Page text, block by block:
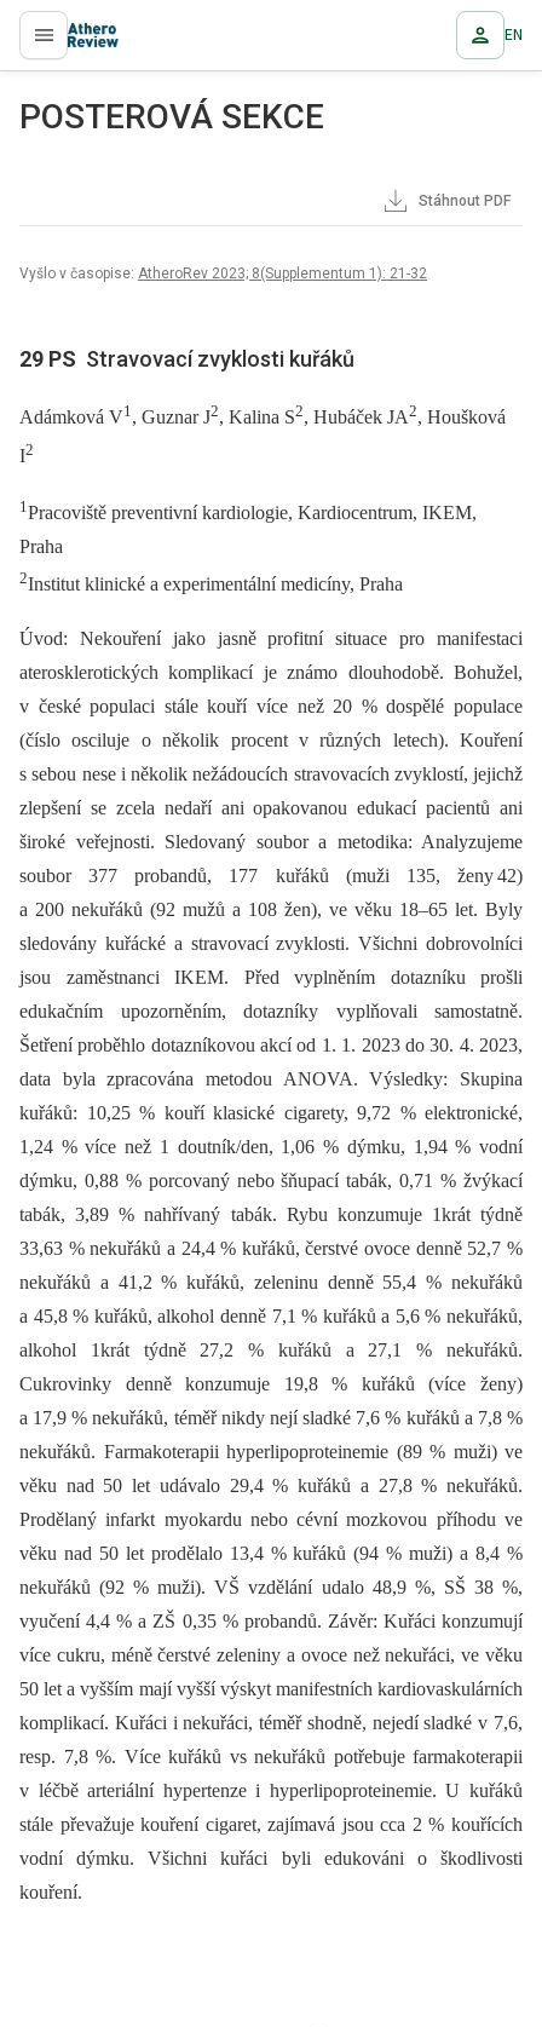
proLékaře.cz EN
POSTEROVÁ SEKCE
Stáhnout PDF
Vyšlo v časopise: AtheroRev 2023; 8(Supplementum 1): 21-32
29 PS Stravovací zvyklosti kuřáků
Adámková V1, Guznar J2, Kalina S2, Hubáček JA2, Houšková
I2
1 Pracoviště preventivní kardiologie, Kardiocentrum, IKEM,
Praha
2Institut klinické a experimentální medicíny, Praha
Úvod: Nekouření jako jasně profitní situace pro manifestaci
aterosklerotických komplikací je známo dlouhodobě. Bohužel,
v české populaci stále kouří více než 20 % dospělé populace
(číslo osciluje o několik procent v různých letech). Kouření
s sebou nese i několik nežádoucích stravovacích zvyklostí, jejichž
zlepšení se zcela nedaří ani opakovanou edukací pacientů ani
široké veřejnosti. Sledovaný soubor a metodika: Analyzujeme
soubor 377 probandů, 177 kuřáků (muži 135, ženy 42)
a 200 nekuřáků (92 mužů a 108 žen), ve věku 18–65 let. Byly
sledovány kuřácké a stravovací zvyklosti. Všichni dobrovolníci
jsou zaměstnanci IKEM. Před vyplněním dotazníku prošli
edukačním upozorněním, dotazníky vyplňovali samostatně.
Šetření proběhlo dotazníkovou akcí od 1. 1. 2023 do 30. 4. 2023,
data byla zpracována metodou ANOVA. Výsledky: Skupina
kuřáků: 10,25 % kouří klasické cigarety, 9,72 % elektronické,
1,24 % více než 1 doutník/den, 1,06 % dýmku, 1,94 % vodní
dýmku, 0,88 % porcovaný nebo šňupací tabák, 0,71 % žvýkací
tabák, 3,89 % nahřívaný tabák. Rybu konzumuje 1krát týdně
33,63 % nekuřáků a 24,4 % kuřáků, čerstvé ovoce denně 52,7 %
nekuřáků a 41,2 % kuřáků, zeleninu denně 55,4 % nekuřáků
a 45,8 % kuřáků, alkohol denně 7,1 % kuřáků a 5,6 % nekuřáků,
alkohol 1krát týdně 27,2 % kuřáků a 27,1 % nekuřáků.
Cukrovinky denně konzumuje 19,8 % kuřáků (více ženy)
a 17,9 % nekuřáků, téměř nikdy nejí sladké 7,6 % kuřáků a 7,8 %
nekuřáků. Farmakoterapii hyperlipoproteinemie (89 % muži) ve
věku nad 50 let udávalo 29,4 % kuřáků a 27,8 % nekuřáků.
Prodělaný infarkt myokardu nebo cévní mozkovou příhodu ve
věku nad 50 let prodělalo 13,4 % kuřáků (94 % muži) a 8,4 %
nekuřáků (92 % muži). VŠ vzdělání udalo 48,9 %, SŠ 38 %,
vyučení 4,4 % a ZŠ 0,35 % probandů. Závěr: Kuřáci konzumují
více cukru, méně čerstvé zeleniny a ovoce než nekuřáci, ve věku
50 let a vyšším mají vyšší výskyt manifestních kardiovaskulárních
komplikací. Kuřáci i nekuřáci, téměř shodně, nejedí sladké v 7,6,
resp. 7,8 %. Více kuřáků vs nekuřáků potřebuje farmakoterapii
v léčbě arteriální hypertenze i hyperlipoproteinemie. U kuřáků
stále převažuje kouření cigaret, zajímavá jsou cca 2 % kouřících
vodní dýmku. Všichni kuřáci byli edukováni o škodlivosti
kouření.